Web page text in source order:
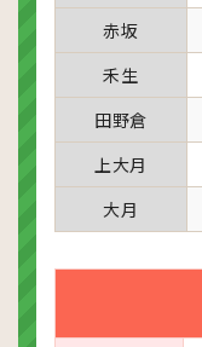
赤坂
禾生
田野倉
上大月
大月